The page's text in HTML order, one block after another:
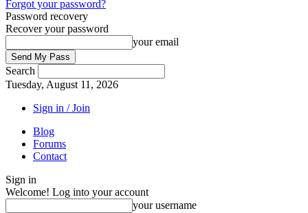
Forgot your password?
Password recovery
Recover your password
your email
Search
Tuesday, August 11, 2026
Sign in / Join
Blog
Forums
Contact
Sign in
Welcome! Log into your account
your username